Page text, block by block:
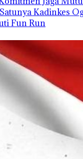
Kadinkes
Fun Run